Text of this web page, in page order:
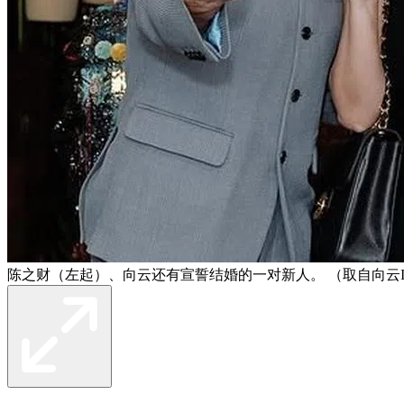
陈之财（左起）、向云还有宣誓结婚的一对新人。 （取自向云